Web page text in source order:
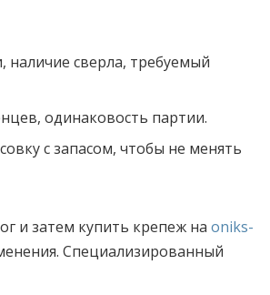
наличие сверла, требуемый
одинаковость партии.
с запасом, чтобы не менять
и затем купить крепеж на oniks-
Специализированный